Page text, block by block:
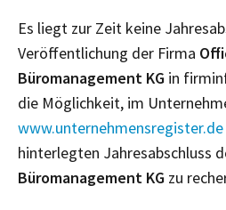
Es liegt zur Zeit keine
Veröffentlichung der Firma
Büromanagement KG in
die Möglichkeit, im
www.unternehmensregister.de
hinterlegten Jahresabschluss
Büromanagement KG zu